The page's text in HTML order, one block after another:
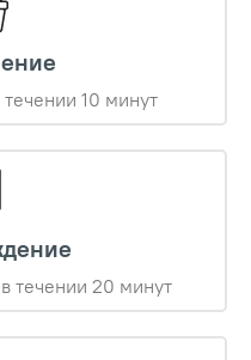
10 минут
течении 20 минут